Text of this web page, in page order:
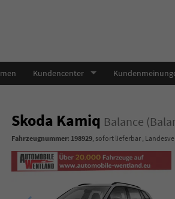
Kundencenter
Skoda Kamiq Balance
Fahrzeugnummer: 198929, sofort lieferbar,